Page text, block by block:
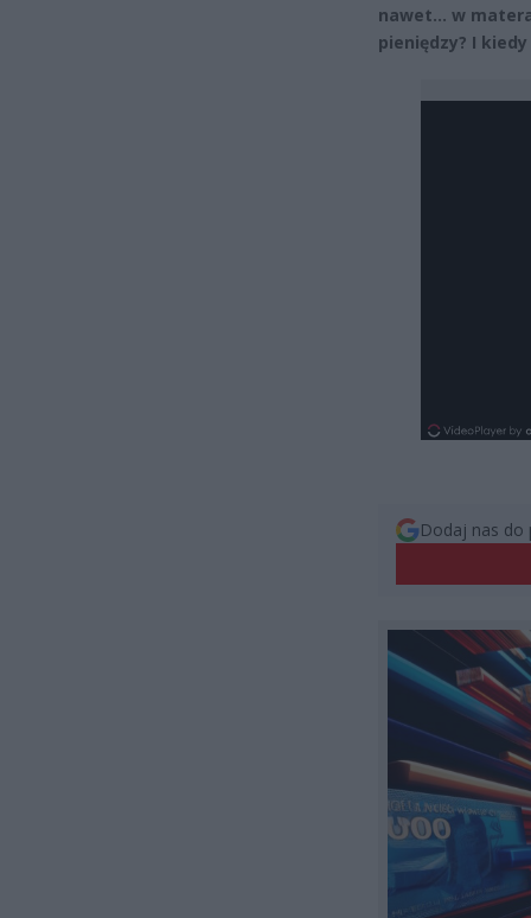
nawet… w
pieniędzy? I
Dodaj nas do